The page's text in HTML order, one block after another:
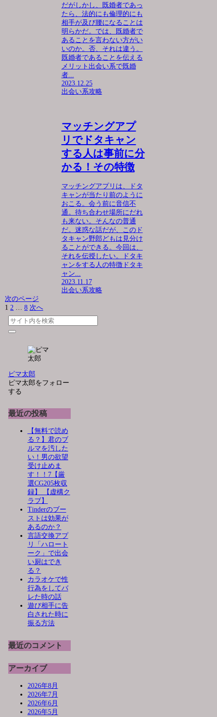
だがしかし、既婚者であっ
たら、法的にも倫理的にも
相手が及び腰になることは
明らかだ。では、既婚者で
あることを言わない方がい
いのか。否、それは違う。
既婚者であることを伝える
メリット出会い系で既婚
者...
2023.12.25
出会い系攻略
マッチングアプ
リでドタキャン
する人は事前に分
かる！その特徴
マッチングアプリは、ドタ
キャンが当たり前のように
おこる。会う前に音信不
通。待ち合わせ場所にだれ
も来ない。そんなの普通
だ。迷惑な話だが、このド
タキャン野郎どもは見分け
ることができる。今回は、
それを伝授したい。ドタキ
ャンをする人の特徴ドタキ
ャン...
2023.11.17
出会い系攻略
次のページ
1 2 … 8 次へ
ピマ太郎
ピマ太郎をフォロー
する
最近の投稿
【無料で読め
る？】君のブ
ルマを汚した
い！男の欲望
受け止めま
す！！7【厳
選CG205枚収
録】 【虚構ク
ラブ】
Tinderのブー
ストは効果が
あるのか？
言語交換アプ
リ「ハロート
ーク」で出会
い厨はでき
る？
カラオケで性
行為をしてバ
レた時の話
遊び相手に告
白された時に
振る方法
最近のコメント
アーカイブ
2026年8月
2026年7月
2026年6月
2026年5月